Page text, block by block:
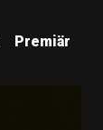
Premiär